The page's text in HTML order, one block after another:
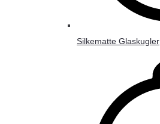
Silkematte Glaskugler